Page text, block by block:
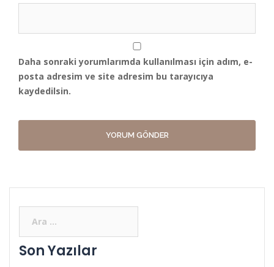
Daha sonraki yorumlarımda kullanılması için adım, e-
posta adresim ve site adresim bu tarayıcıya
kaydedilsin.
Son Yazılar